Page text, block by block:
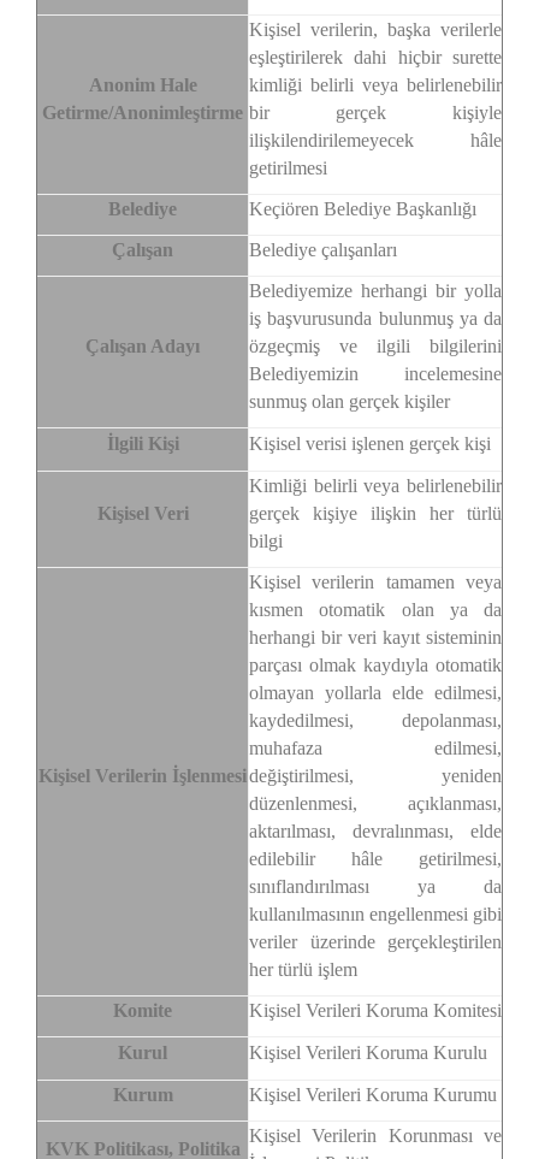
Anonim Hale
Getirme/Anonimleştirme
Kişisel verilerin, başka verilerle
eşleştirilerek dahi hiçbir surette
kimliği belirli veya belirlenebilir
bir gerçek kişiyle
ilişkilendirilemeyecek hâle
getirilmesi
Belediye
Keçiören Belediye Başkanlığı
Çalışan
Belediye çalışanları
Çalışan Adayı
Belediyemize herhangi bir yolla
iş başvurusunda bulunmuş ya da
özgeçmiş ve ilgili bilgilerini
Belediyemizin incelemesine
sunmuş olan gerçek kişiler
İlgili Kişi Kişisel verisi işlenen gerçek kişi
Kişisel Veri
Kimliği belirli veya belirlenebilir
gerçek kişiye ilişkin her türlü
bilgi
Kişisel Verilerin İşlenmesi
Kişisel verilerin tamamen veya
kısmen otomatik olan ya da
herhangi bir veri kayıt sisteminin
parçası olmak kaydıyla otomatik
olmayan yollarla elde edilmesi,
kaydedilmesi, depolanması,
muhafaza edilmesi,
değiştirilmesi, yeniden
düzenlenmesi, açıklanması,
aktarılması, devralınması, elde
edilebilir hâle getirilmesi,
sınıflandırılması ya da
kullanılmasının engellenmesi gibi
veriler üzerinde gerçekleştirilen
her türlü işlem
Komite
Kişisel Verileri Koruma Komitesi
Kurul Kişisel Verileri Koruma Kurulu
Kurum Kişisel Verileri Koruma Kurumu
KVK Politikası, Politika
Kişisel Verilerin Korunması ve